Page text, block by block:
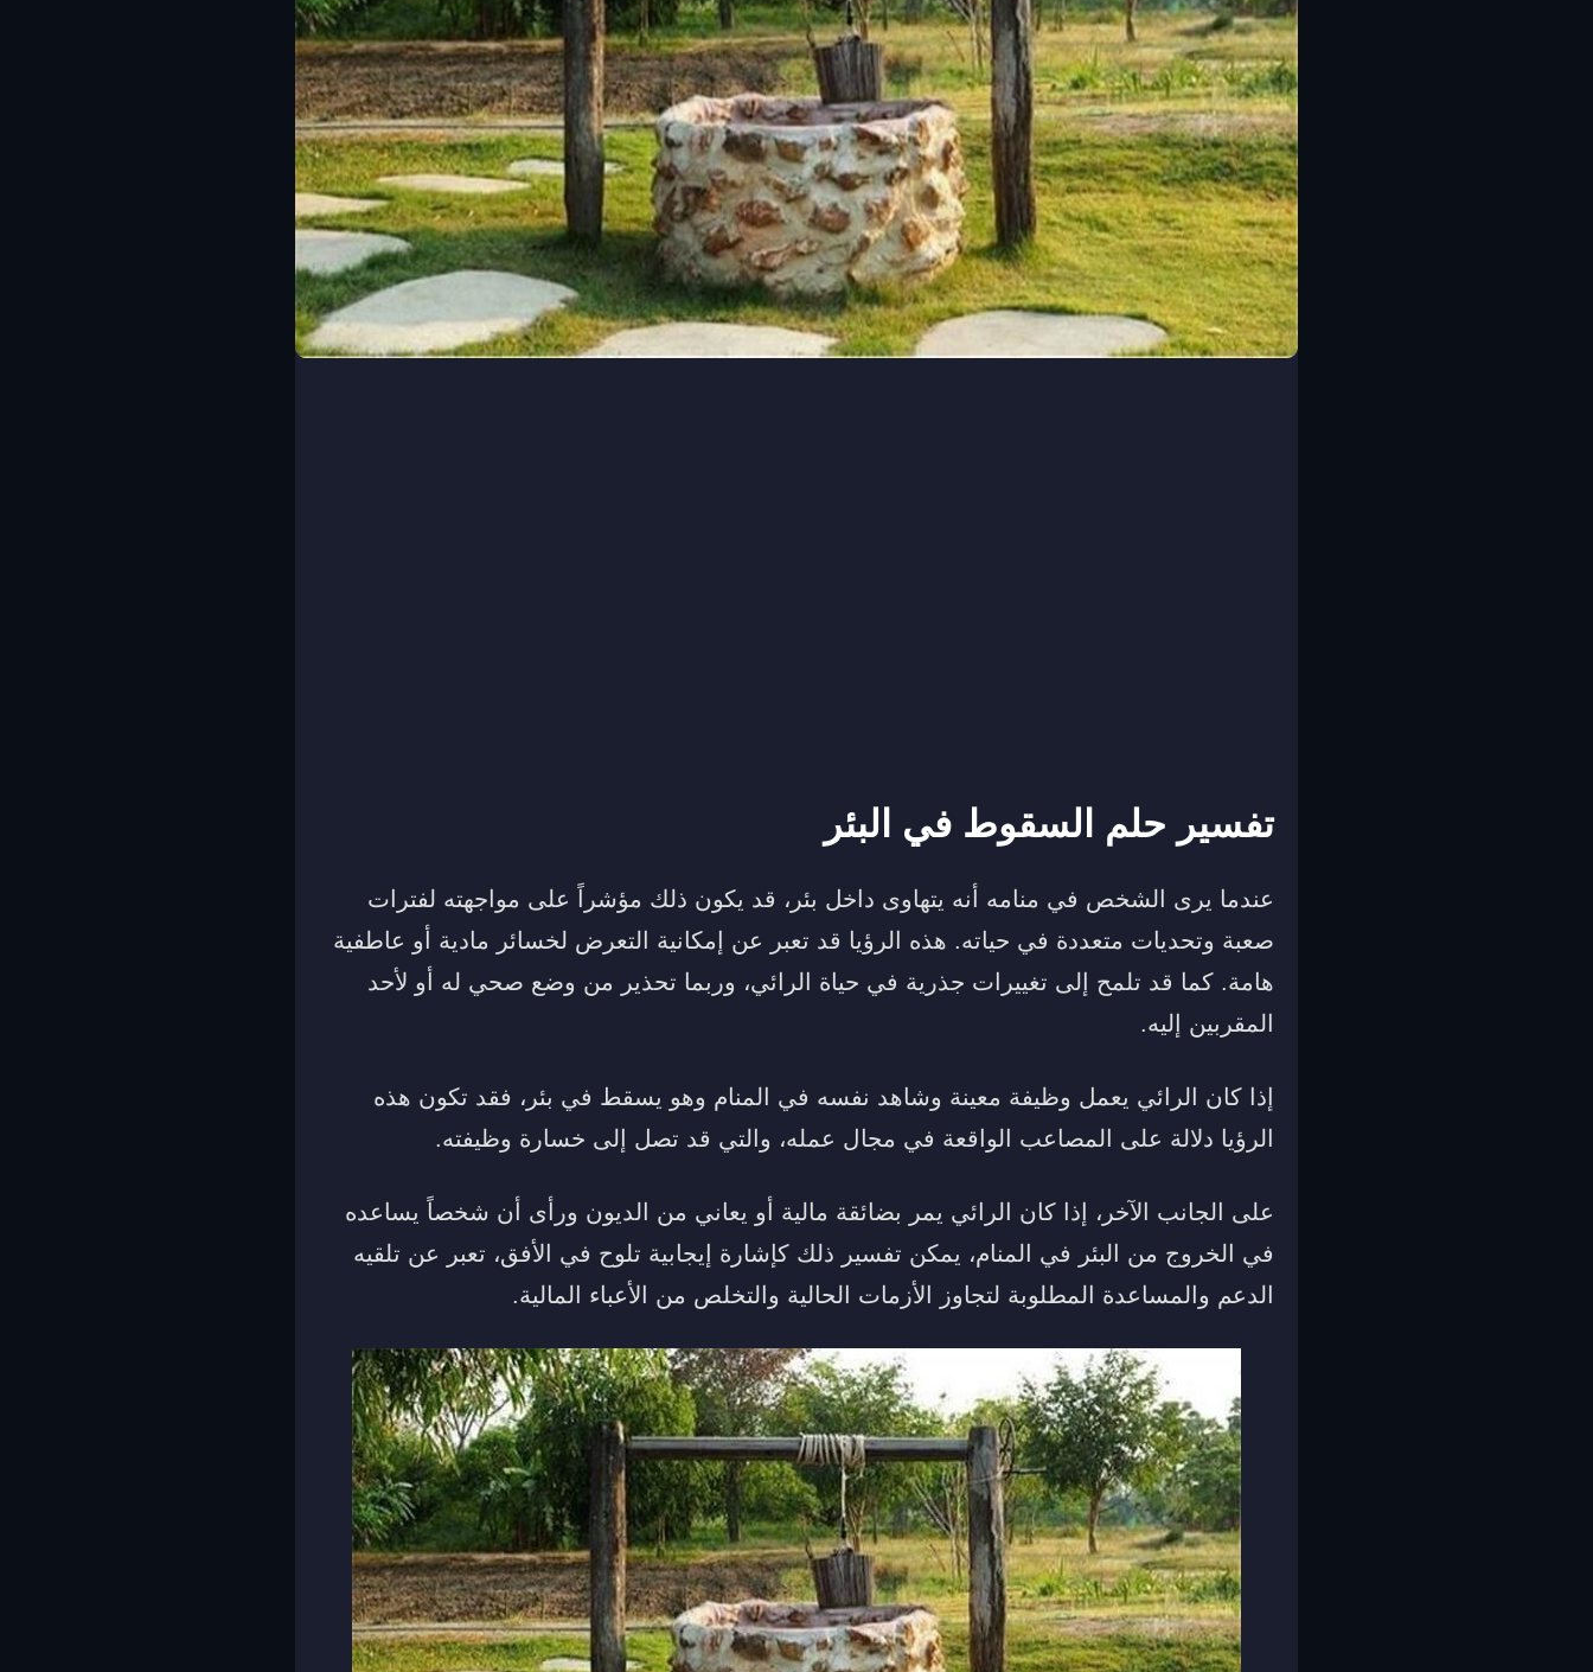
تفسير حلم السقوط في البئر
عندما يرى الشخص في منامه أنه يتهاوى داخل بئر، قد يكون ذلك مؤشراً على مواجهته لفترات
صعبة وتحديات متعددة في حياته. هذه الرؤيا قد تعبر عن إمكانية التعرض لخسائر مادية أو عاطفية
هامة. كما قد تلمح إلى تغييرات جذرية في حياة الرائي، وربما تحذير من وضع صحي له أو لأحد
المقربين إليه.
إذا كان الرائي يعمل وظيفة معينة وشاهد نفسه في المنام وهو يسقط في بئر، فقد تكون هذه
الرؤيا دلالة على المصاعب الواقعة في مجال عمله، والتي قد تصل إلى خسارة وظيفته.
على الجانب الآخر، إذا كان الرائي يمر بضائقة مالية أو يعاني من الديون ورأى أن شخصاً يساعده
في الخروج من البئر في المنام، يمكن تفسير ذلك كإشارة إيجابية تلوح في الأفق، تعبر عن تلقيه
الدعم والمساعدة المطلوبة لتجاوز الأزمات الحالية والتخلص من الأعباء المالية.